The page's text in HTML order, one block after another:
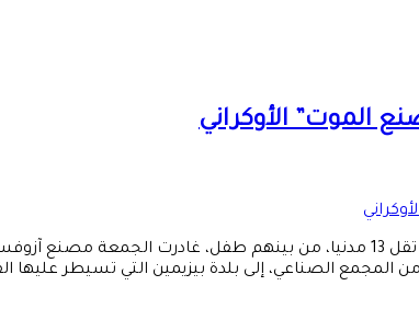
الموت” الأوكراني
قالت وكالة الإعلام الروسية إن حافلة ثانية تقل 13 مدنيا، من